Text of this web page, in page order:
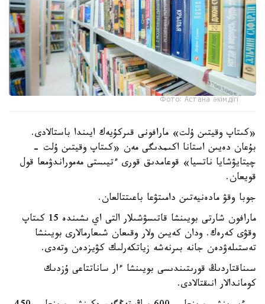
Фото: Астана әкімдігі
«كىتاپ وقيتىن ۇلت» مارافونى قىركۇيەك ايىندا باستالادى.
بۇعان دەيىن استانا اكىمدىگى مەن «كىتاپ وقيتىن ۇلت -
چيتايۋشايا ناتسيا» قوعامدىق قورى ءتيىستى مەموراندۋمعا قول
قويعان.
جوبا وقۋ مادەنيەتىن دامىتۋعا باعىتتالعان.
مارافون شارتى بويىنشا قاتىسۋشىلار التى اي ىشىندە 15 كىتاپ
وقۋى كەرەك. ودان كەيىن ولار وقىعان شىعارمالارى بويىنشا
تەستىلەۋدەن جانە بىرنەشە زياتكەرلىك كۋيزدەن وتەدى.
سىناقتاردىڭ قورىتىندىسى بويىنشا ءار ساناتتاعى ۇزدىك
كوماندالار انىقتالادى.